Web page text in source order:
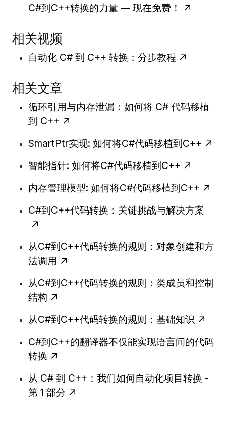
C#到C++转换的力量 — 现在免费！
相关视频
自动化 C# 到 C++ 转换：分步教程
相关文章
循环引用与内存泄漏：如何将 C# 代码移植
到 C++
SmartPtr实现: 如何将C#代码移植到C++
智能指针: 如何将C#代码移植到C++
内存管理模型: 如何将C#代码移植到C++
C#到C++代码转换：关键挑战与解决方案
从C#到C++代码转换的规则：对象创建和方
法调用
从C#到C++代码转换的规则：类成员和控制
结构
从C#到C++代码转换的规则：基础知识
C#到C++的翻译器不仅能实现语言间的代码
转换
从 C# 到 C++：我们如何自动化项目转换 -
第 1 部分